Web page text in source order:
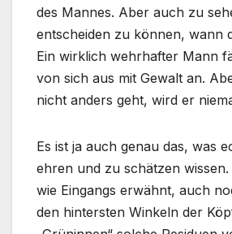
des Mannes. Aber auch zu
entscheiden zu können, wann
Ein wirklich wehrhafter Mann
von sich aus mit Gewalt an.
nicht anders geht, wird er
Es ist ja auch genau das, was
ehren und zu schätzen wissen.
wie Eingangs erwähnt, auch
den hintersten Winkeln der